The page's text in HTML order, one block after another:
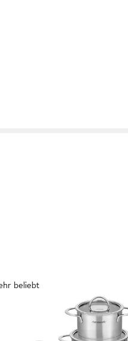
beliebt
Topf-Set hanseatic, Edelstahl 18/10
(Set, 11-tlg., Fleischtopf 16/20/24